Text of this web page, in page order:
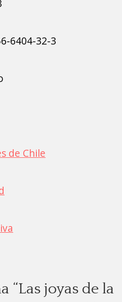
6404-32-3
de Chile
“Las joyas de la